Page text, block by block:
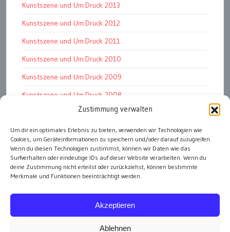
Zustimmung verwalten
Um dir ein optimales Erlebnis zu bieten, verwenden wir Technologien wie
Cookies, um Geräteinformationen zu speichern und/oder darauf zuzugreifen.
Wenn du diesen Technologien zustimmst, können wir Daten wie das
Surfverhalten oder eindeutige IDs auf dieser Website verarbeiten. Wenn du
deine Zustimmung nicht erteilst oder zurückziehst, können bestimmte
Merkmale und Funktionen beeinträchtigt werden.
Akzeptieren
Ablehnen
Kunstszene und Um:Druck 2013
Kunstszene und Um:Druck 2012
Kunstszene und Um:Druck 2011
Kunstszene und Um:Druck 2010
Kunstszene und Um:Druck 2009
Kunstszene und Um:Druck 2008
Kunstszene und Um:Druck 2007
Kunst kommt von Können
Renaissance der Druckgraphik
alle Artikel